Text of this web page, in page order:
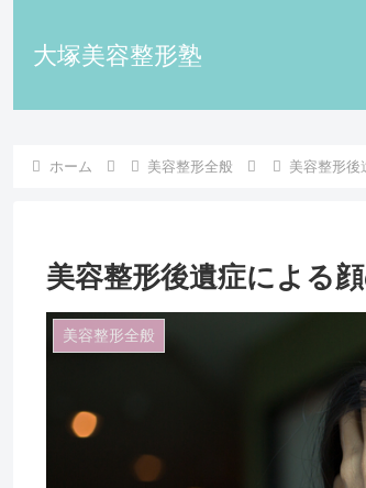
大塚美容整形塾
ホーム 美容整形全般 美容整形後
美容整形後遺症による
美容整形全般